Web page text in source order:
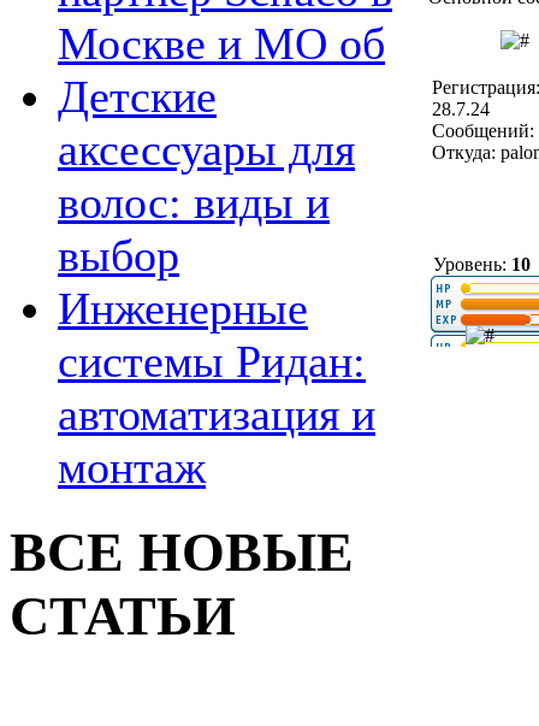
Москве и МО об
Детские
аксессуары для
волос: виды и
выбор
Инженерные
системы Ридан:
автоматизация и
монтаж
ВСЕ НОВЫЕ
СТАТЬИ
Регистрация:
28.7.24
Сообщений:
Откуда:
Уровень: 10